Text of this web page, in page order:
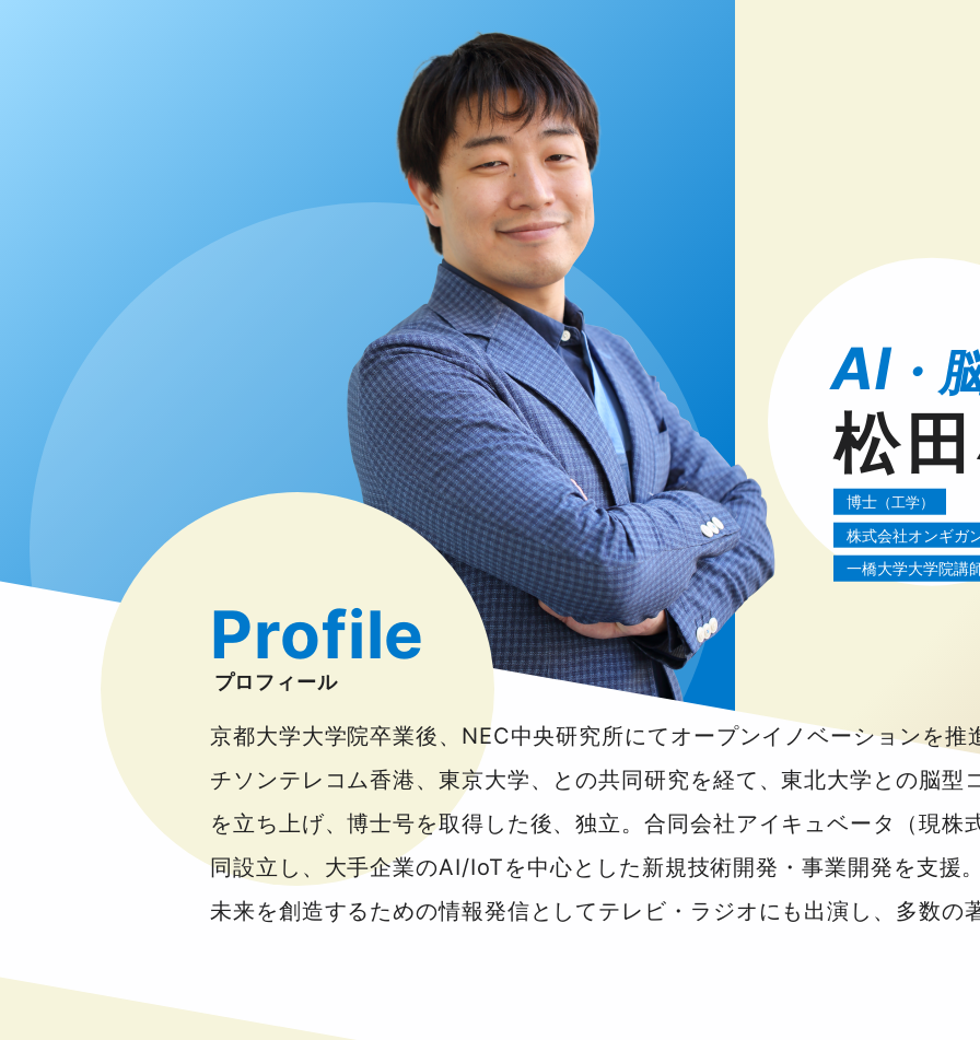
AI・
松
博士（工学）
株式会社オンギガ
一橋大学大学院講
Profile
プロフィール
京都大学大学院卒業後、NEC中央研究所にてオープンイノベーションを
チソンテレコム香港、東京大学、との共同研究を経て、東北大学との脳型
を立ち上げ、博士号を取得した後、独立。合同会社アイキュベータ（現株
同設立し、大手企業のAI/IoTを中心とした新規技術開発・事業開発を支援
未来を創造するための情報発信としてテレビ・ラジオにも出演し、多数の